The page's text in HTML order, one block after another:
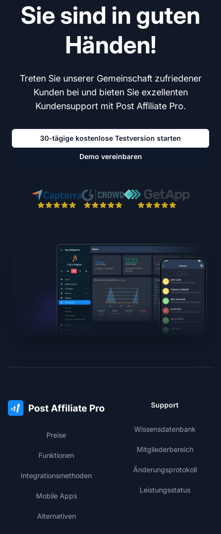
Sie sind in guten
Händen!
Treten Sie unserer Gemeinschaft zufriedener
Kunden bei und bieten Sie exzellenten
Kundensupport mit Post Affiliate Pro.
30-tägige kostenlose Testversion starten
Demo vereinbaren
Preise
Funktionen
Integrationsmethoden
Mobile Apps
Alternativen
Support
Wissensdatenbank
Mitgliederbereich
Änderungsprotokoll
Leistungsstatus